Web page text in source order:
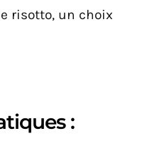
risotto, un choix
: